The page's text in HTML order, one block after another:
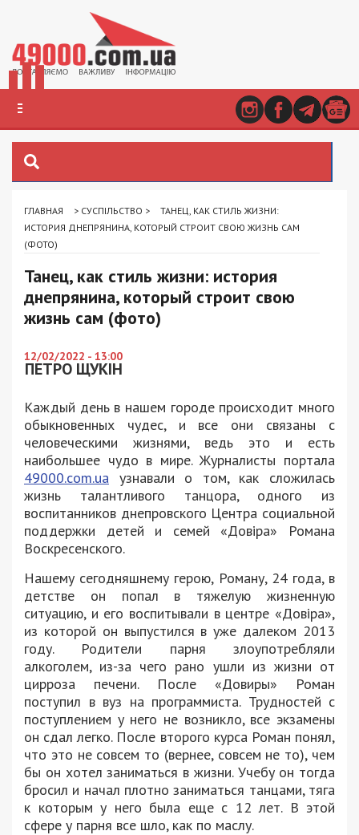
ГЛАВНАЯ > СУСПІЛЬСТВО >
ТАНЕЦ, КАК СТИЛЬ ЖИЗНИ:
ИСТОРИЯ ДНЕПРЯНИНА, КОТОРЫЙ СТРОИТ СВОЮ ЖИЗНЬ САМ
(ФОТО)
Танец, как стиль жизни: история
днепрянина, который строит свою
жизнь сам (фото)
12/02/2022 - 13:00
ПЕТРО ЩУКІН
Каждый день в нашем городе происходит много
обыкновенных чудес, и все они связаны с
человеческими жизнями, ведь это и есть
наибольшее чудо в мире. Журналисты портала
49000.com.ua узнавали о том, как сложилась
жизнь талантливого танцора, одного из
воспитанников днепровского Центра социальной
поддержки детей и семей «Довіра» Романа
Воскресенского.
Нашему сегодняшнему герою, Роману, 24 года, в
детстве он попал в тяжелую жизненную
ситуацию, и его воспитывали в центре «Довіра»,
из которой он выпустился в уже далеком 2013
году. Родители парня злоупотребляли
алкоголем, из-за чего рано ушли из жизни от
цирроза печени. После «Довиры» Роман
поступил в вуз на программиста. Трудностей с
поступлением у него не возникло, все экзамены
он сдал легко. После второго курса Роман понял,
что это не совсем то (вернее, совсем не то), чем
бы он хотел заниматься в жизни. Учебу он тогда
бросил и начал плотно заниматься танцами, тяга
к которым у него была еще с 12 лет. В этой
сфере у парня все шло, как по маслу.